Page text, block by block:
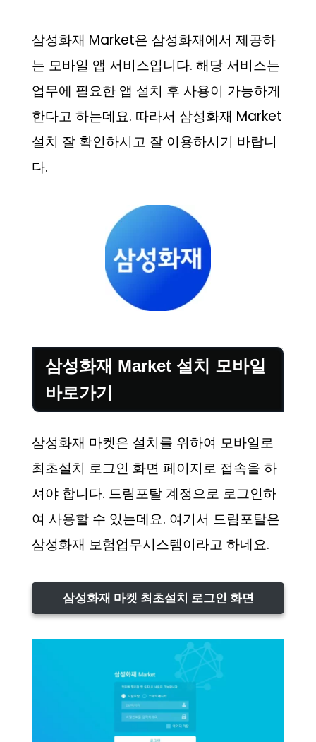
삼성화재 Market은 삼성화재에서 제공하
는 모바일 앱 서비스입니다. 해당 서비스는
업무에 필요한 앱 설치 후 사용이 가능하게
한다고 하는데요. 따라서 삼성화재 Market
설치 잘 확인하시고 잘 이용하시기 바랍니
다.
삼성화재 Market 설치 모바일
바로가기
삼성화재 마켓은 설치를 위하여 모바일로
최초설치 로그인 화면 페이지로 접속을 하
셔야 합니다. 드림포탈 계정으로 로그인하
여 사용할 수 있는데요. 여기서 드림포탈은
삼성화재 보험업무시스템이라고 하네요.
삼성화재 마켓 최초설치 로그인 화면